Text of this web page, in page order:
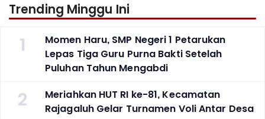
Trending Minggu Ini
1
Momen Haru, SMP Negeri 1 Petarukan
Lepas Tiga Guru Purna Bakti Setelah
Puluhan Tahun Mengabdi
2
Meriahkan HUT RI ke-81, Kecamatan
Rajagaluh Gelar Turnamen Voli Antar Desa